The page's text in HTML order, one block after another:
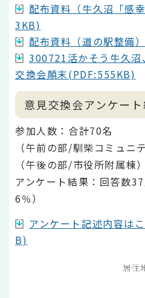
配布資料（牛久沼「感
3KB)
配布資料（道の駅整備
300721活かそう牛久沼
交換会顛末(PDF:555KB)
意見交換会アンケー
参加人数：合計70名
（午前の部/馴柴コミュニ
（午後の部/市役所附属棟
アンケート結果：回答数
6％）
アンケート記述内容は
B)